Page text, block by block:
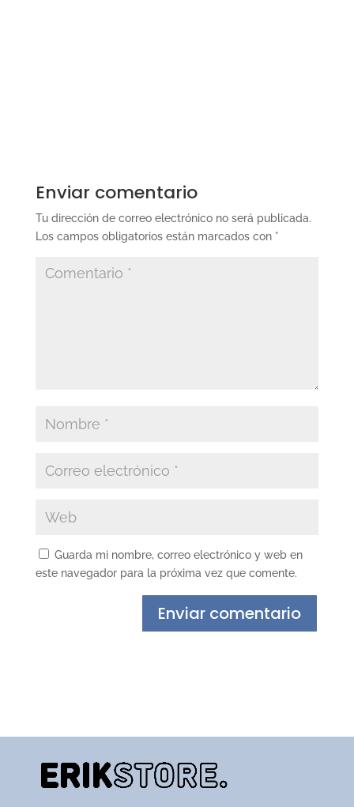
Enviar comentario
Tu dirección de correo electrónico no será publicada.
Los campos obligatorios están marcados con *
Guarda mi nombre, correo electrónico y web en
este navegador para la próxima vez que comente.